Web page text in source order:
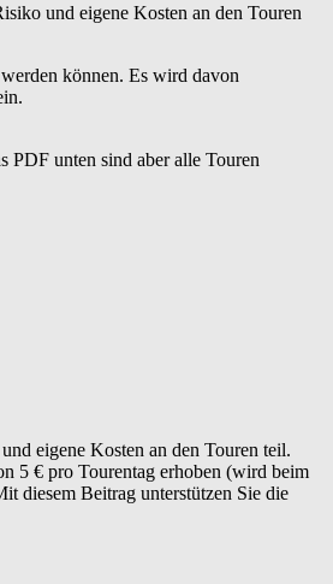
und eigene Kosten an den Touren
werden können. Es wird davon
PDF unten sind aber alle Touren
eigene Kosten an den Touren teil.
5 € pro Tourentag erhoben (wird beim
diesem Beitrag unterstützen Sie die